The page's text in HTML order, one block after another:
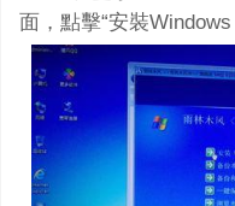
面，點擊“安裝Windows